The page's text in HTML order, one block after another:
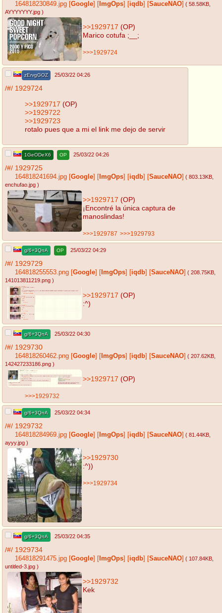
164818230849.jpg Google ImgOps iqdb SauceNAO ( 58.58KB
AYYYYYYY.jpg )
>>1929717 (OP)
Marico cotufa ;__;
>>>1929724
zErvgGOZ 25/03/22 04:26
/#/ 1929724
>>1929717 (OP)
>>1929722
>>1929723
rotalo pues que a mi el link me dejo de servir
1GeODeX6 OP 25/03/22 04:26
/#/ 1929725
164818241694.jpg Google ImgOps iqdb SauceNAO ( 803.13KB
enchufao.jpg )
>>1929717 (OP)
¡Encontré la única captura de
manoslindas!
>>>1929787 >>>1929793
g/6+3QnA OP 25/03/22 04:29
/#/ 1929729
164818255553.png Google ImgOps iqdb SauceNAO ( 208.75KB
141013811219.png )
>>1929717 (OP)
:^)
g/6+3QnA 25/03/22 04:30
/#/ 1929730
164818260462.png Google ImgOps iqdb SauceNAO ( 207.62KB
142427233186.png )
>>1929717 (OP)
>>>1929732
g/6+3QnA 25/03/22 04:34
/#/ 1929732
164818284969.jpg Google ImgOps iqdb SauceNAO ( 81.44KB
ayyy.jpg )
>>1929730
:^))
>>>1929734
g/6+3QnA 25/03/22 04:35
/#/ 1929734
164818291475.jpg Google ImgOps iqdb SauceNAO ( 107.84KB
untitled-3.jpg )
>>1929732
Kek